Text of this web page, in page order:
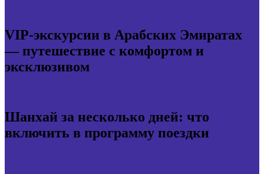
VIP-экскурсии в Арабских Эмиратах
— путешествие с комфортом и
эксклюзивом
Шанхай за несколько дней: что
включить в программу поездки